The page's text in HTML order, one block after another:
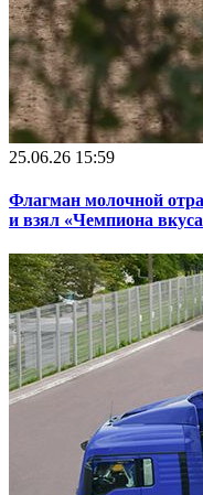
25.06.26 15:59
Флагман молочной
и взял «Чемпиона